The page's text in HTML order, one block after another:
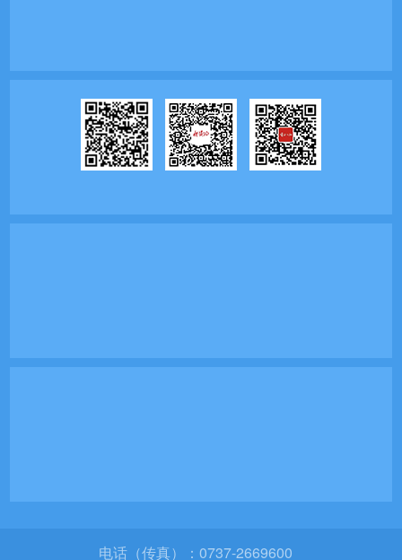
电话（传真）：0737-2669600